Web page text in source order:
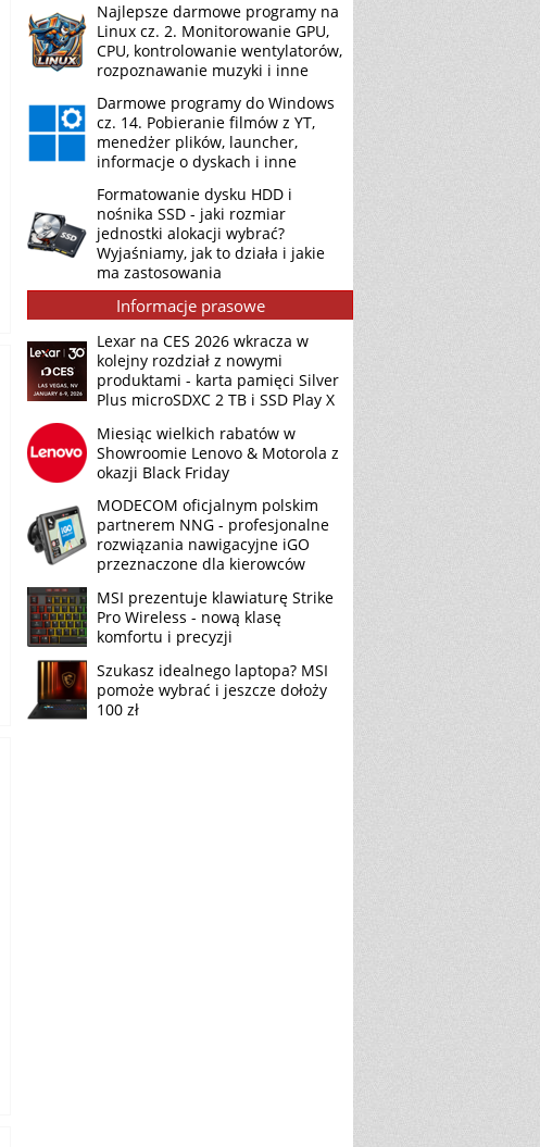
Najlepsze darmowe programy na
Linux cz. 2. Monitorowanie GPU,
CPU, kontrolowanie wentylatorów,
rozpoznawanie muzyki i inne
Darmowe programy do Windows
cz. 14. Pobieranie filmów z YT,
menedżer plików, launcher,
informacje o dyskach i inne
Formatowanie dysku HDD i
nośnika SSD - jaki rozmiar
jednostki alokacji wybrać?
Wyjaśniamy, jak to działa i jakie
ma zastosowania
Informacje prasowe
Lexar na CES 2026 wkracza w
kolejny rozdział z nowymi
produktami - karta pamięci Silver
Plus microSDXC 2 TB i SSD Play X
Miesiąc wielkich rabatów w
Showroomie Lenovo & Motorola z
okazji Black Friday
MODECOM oficjalnym polskim
partnerem NNG - profesjonalne
rozwiązania nawigacyjne iGO
przeznaczone dla kierowców
MSI prezentuje klawiaturę Strike
Pro Wireless - nową klasę
komfortu i precyzji
Szukasz idealnego laptopa? MSI
pomoże wybrać i jeszcze dołoży
100 zł